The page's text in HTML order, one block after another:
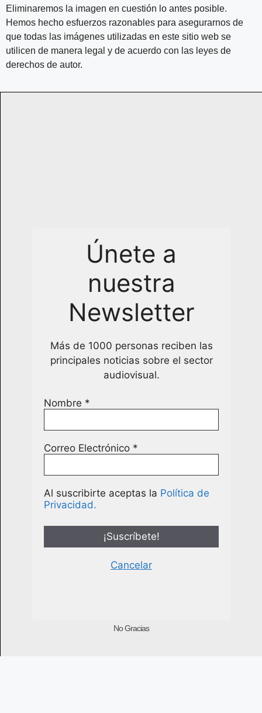
Eliminaremos la imagen en cuestión lo antes posible.
Hemos hecho esfuerzos razonables para asegurarnos de
que todas las imágenes utilizadas en este sitio web se
utilicen de manera legal y de acuerdo con las leyes de
derechos de autor.
Únete a
nuestra
Newsletter
Más de 1000 personas reciben las
principales noticias sobre el sector
audiovisual.
Nombre *
Correo Electrónico *
Al suscribirte aceptas la Política de
Privacidad.
Cancelar
No Gracias